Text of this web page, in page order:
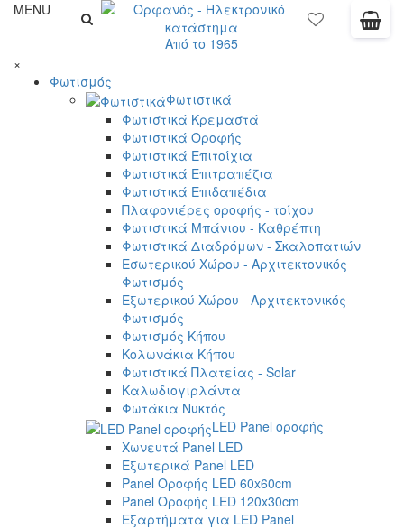
MENU
Από το 1965
×
Φωτισμός
Φωτιστικά
Φωτιστικά Κρεμαστά
Φωτιστικά Οροφής
Φωτιστικά Επιτοίχια
Φωτιστικά Επιτραπέζια
Φωτιστικά Επιδαπέδια
Πλαφονιέρες οροφής - τοίχου
Φωτιστικά Μπάνιου - Καθρέπτη
Φωτιστικά Διαδρόμων - Σκαλοπατιών
Εσωτερικού Χώρου - Αρχιτεκτονικός
Φωτισμός
Εξωτερικού Χώρου - Αρχιτεκτονικός
Φωτισμός
Φωτισμός Κήπου
Κολωνάκια Κήπου
Φωτιστικά Πλατείας - Solar
Καλωδιογιρλάντα
Φωτάκια Νυκτός
LED Panel οροφής
Χωνευτά Panel LED
Εξωτερικά Panel LED
Panel Οροφής LED 60x60cm
Panel Οροφής LED 120x30cm
Εξαρτήματα για LED Panel